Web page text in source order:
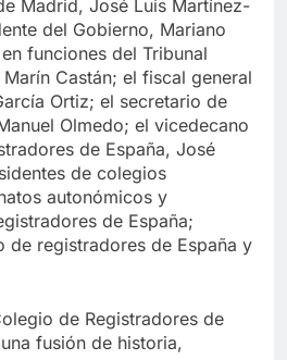
Madrid, José Luis Martínez-
del Gobierno, Mariano
funciones del Tribunal
Castán; el fiscal general
Ortiz; el secretario de
Olmedo; el vicedecano
de España, José
de colegios
autonómicos y
de España;
de registradores de España y
de Registradores de
fusión de historia,